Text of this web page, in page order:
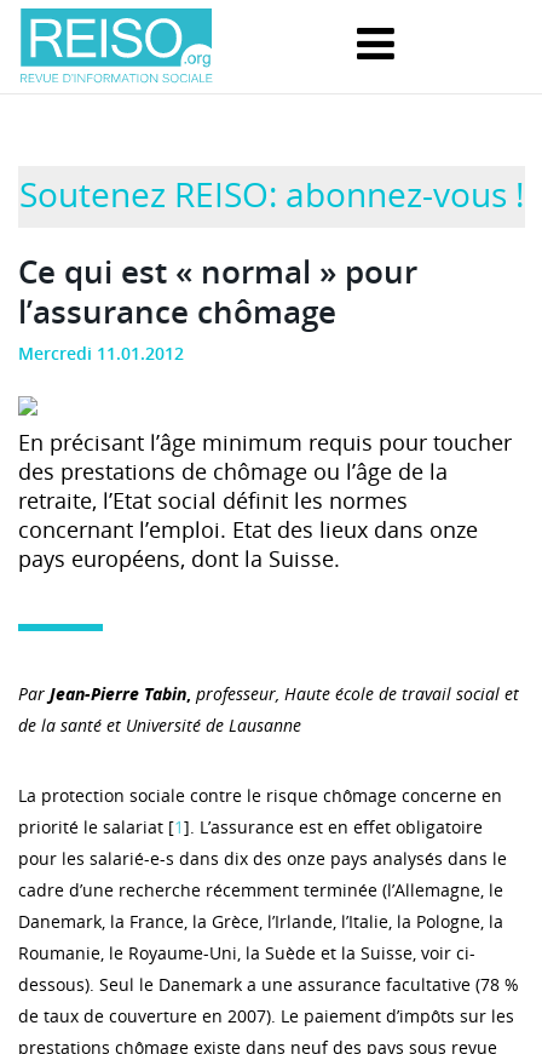
Soutenez REISO: abonnez-vous !
Ce qui est « normal » pour
l’assurance chômage
Mercredi 11.01.2012
En précisant l’âge minimum requis pour toucher
des prestations de chômage ou l’âge de la
retraite, l’Etat social définit les normes
concernant l’emploi. Etat des lieux dans onze
pays européens, dont la Suisse.
Par Jean-Pierre Tabin, professeur, Haute école de travail social et
de la santé et Université de Lausanne
La protection sociale contre le risque chômage concerne en
priorité le salariat [1]. L’assurance est en effet obligatoire
pour les salarié-e-s dans dix des onze pays analysés dans le
cadre d’une recherche récemment terminée (l’Allemagne, le
Danemark, la France, la Grèce, l’Irlande, l’Italie, la Pologne, la
Roumanie, le Royaume-Uni, la Suède et la Suisse, voir ci-
dessous). Seul le Danemark a une assurance facultative (78 %
de taux de couverture en 2007). Le paiement d’impôts sur les
prestations chômage existe dans neuf des pays sous revue